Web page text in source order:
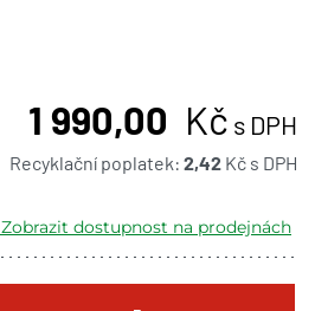
1 990,00 Kč s DPH
Recyklační poplatek: 2,42 Kč s DPH
Zobrazit dostupnost na prodejnách